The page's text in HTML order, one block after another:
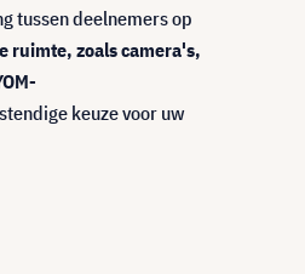
tussen deelnemers op
ruimte, zoals camera's,
keuze voor uw